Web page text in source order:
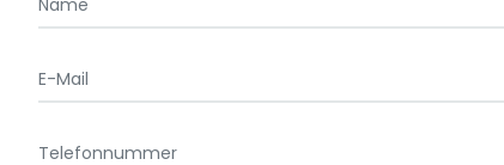
E-
Mail
Telefonnummer